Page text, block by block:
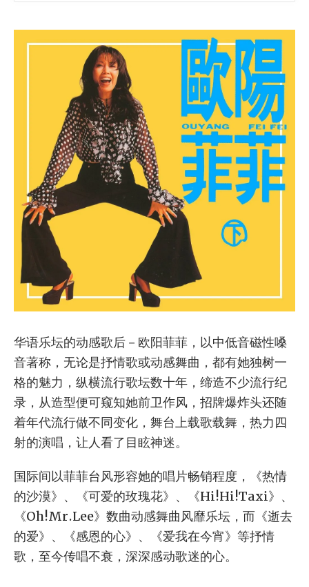
华语乐坛的动感歌后－欧阳菲菲，以中低音磁性嗓
音著称，无论是抒情歌或动感舞曲，都有她独树一
格的魅力，纵横流行歌坛数十年，缔造不少流行纪
录，从造型便可窥知她前卫作风，招牌爆炸头还随
着年代流行做不同变化，舞台上载歌载舞，热力四
射的演唱，让人看了目眩神迷。
国际间以菲菲台风形容她的唱片畅销程度，《热情
的沙漠》、《可爱的玫瑰花》、《Hi!Hi!Taxi》、
《Oh!Mr.Lee》数曲动感舞曲风靡乐坛，而《逝去
的爱》、《感恩的心》、《爱我在今宵》等抒情
歌，至今传唱不衰，深深感动歌迷的心。